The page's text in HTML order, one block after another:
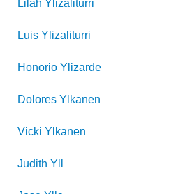
Lilah Ylizaliturri
Luis Ylizaliturri
Honorio Ylizarde
Dolores Ylkanen
Vicki Ylkanen
Judith Yll